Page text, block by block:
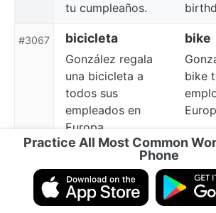
tu cumpleaños.
#3067 bicicleta bike
González regala
una bicicleta a
todos sus
empleados en
Europa.
bike
Sin embargo, el
color quedó
was
Practice All Most Common
Phone